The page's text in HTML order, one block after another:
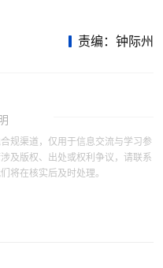
责编：钟际州
规渠道，仅用于信息交流与学习参
及版权、出处或权利争议，请联系
将在核实后及时处理。